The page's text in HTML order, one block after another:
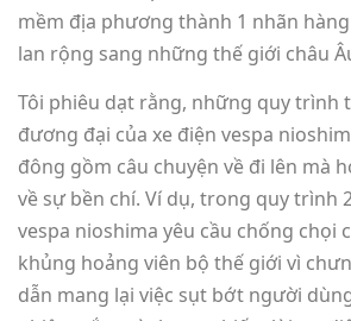
mềm địa phương thành 1 nhãn
lan rộng sang những thế giới châu
Tôi phiêu dạt rằng, những quy trình
đương đại của xe điện vespa
đông gồm câu chuyện về đi lên mà
về sự bền chí. Ví dụ, trong quy trình
vespa nioshima yêu cầu chống chọi
khủng hoảng viên bộ thế giới vì
dẫn mang lại việc sụt bớt người